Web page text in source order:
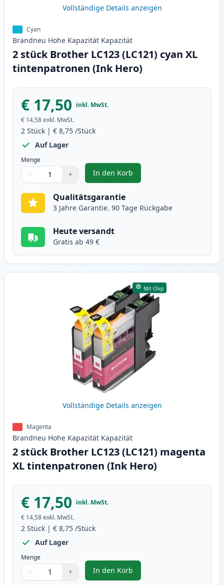
Vollständige Details anzeigen
Cyan
Brandneu Hohe Kapazität Kapazität
2 stück Brother LC123 (LC121) cyan XL
tintenpatronen (Ink Hero)
€ 17,50 inkl. MwSt.
€ 14,58exkl. MwSt.
2 Stück | € 8,75 /Stück
Auf Lager
Menge
Verwenden Sie die Tasten, um anzupassen
− +
1
In den Korb
, 2 stück Brother LC123 (LC121)
Qualitätsgarantie
3 Jahre Garantie. 90 Tage Rückgabe
Heute versandt
Gratis ab 49 €
Mit Chip
Vollständige Details anzeigen
Magenta
Brandneu Hohe Kapazität Kapazität
2 stück Brother LC123 (LC121) magenta
XL tintenpatronen (Ink Hero)
€ 17,50 inkl. MwSt.
€ 14,58exkl. MwSt.
2 Stück | € 8,75 /Stück
Auf Lager
Menge
Verwenden Sie die Tasten, um anzupassen
− +
1
In den Korb
, 2 stück Brother LC123 (LC121)